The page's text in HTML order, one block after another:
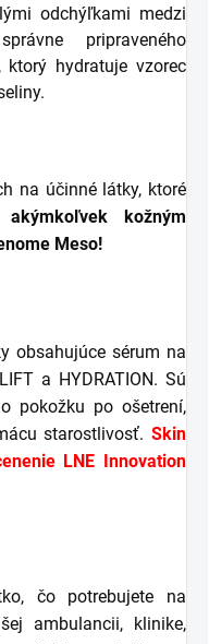
odchýľkami medzi
pripraveného
hydratuje vzorec
na účinné látky, ktoré
akýmkoľvek kožným
Meso!
obsahujúce sérum na
a HYDRATION. Sú
pokožku po ošetrení,
starostlivosť. Skin
LNE Innovation
čo potrebujete na
ambulancii, klinike,